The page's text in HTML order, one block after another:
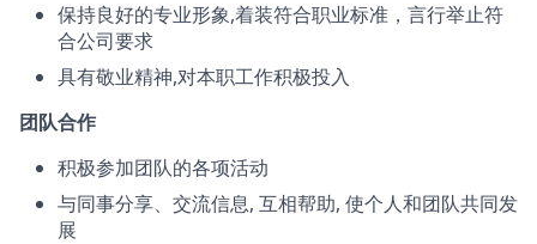
保持良好的专业形象,着装符合职业标准，言行举止符
合公司要求
具有敬业精神,对本职工作积极投入
团队合作
积极参加团队的各项活动
与同事分享、交流信息, 互相帮助, 使个人和团队共同发
展